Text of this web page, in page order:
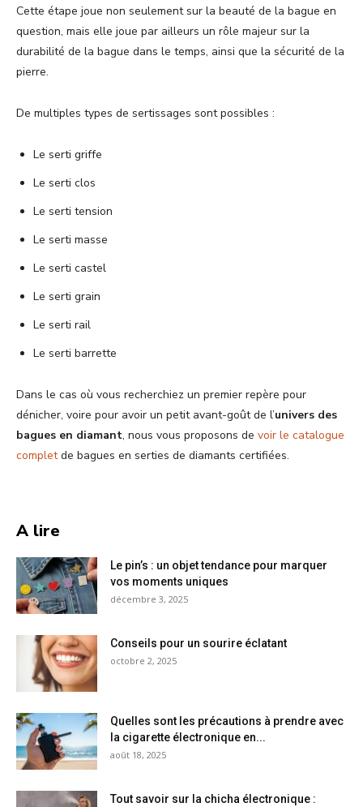
Cette étape joue non seulement sur la beauté de la bague en
question, mais elle joue par ailleurs un rôle majeur sur la
durabilité de la bague dans le temps, ainsi que la sécurité de la
pierre.
De multiples types de sertissages sont possibles :
Le serti griffe
Le serti clos
Le serti tension
Le serti masse
Le serti castel
Le serti grain
Le serti rail
Le serti barrette
Dans le cas où vous recherchiez un premier repère pour
dénicher, voire pour avoir un petit avant-goût de l’univers des
bagues en diamant, nous vous proposons de voir le catalogue
completde bagues en serties de diamants certifiées.
A lire
Le pin’s : un objet tendance pour marquer
vos moments uniques
décembre 3, 2025
Conseils pour un sourire éclatant
octobre 2, 2025
Quelles sont les précautions à prendre avec
la cigarette électronique en...
août 18, 2025
Tout savoir sur la chicha électronique :